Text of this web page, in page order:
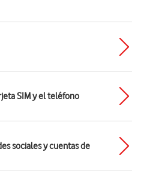
SIM y el teléfono
sociales y cuentas de